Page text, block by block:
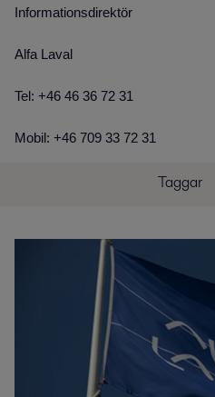
Informationsdirektör
Alfa Laval
Tel: +46 46 36 72 31
Mobil: +46 709 33 72 31
Taggar